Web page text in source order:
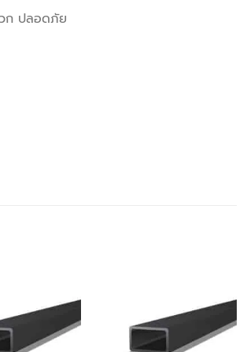
วก ปลอดภัย